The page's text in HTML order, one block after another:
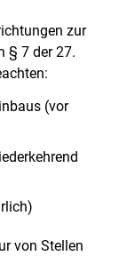
zur
§ 7 der 27.
(vor
von Stellen